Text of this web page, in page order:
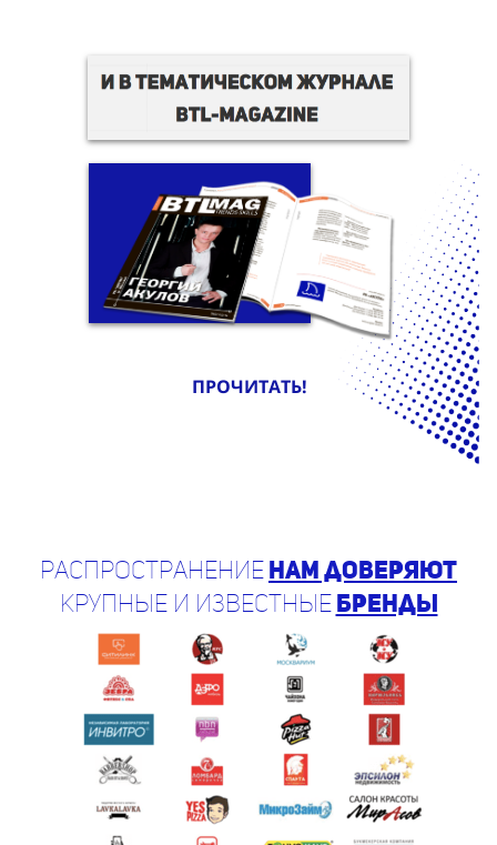
ПРОЧИТАТЬ!
Распространениенам доверяют
крупные и известные бренды